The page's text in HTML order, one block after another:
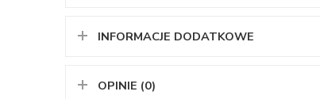
INFORMACJE DODATKOWE
OPINIE (0)